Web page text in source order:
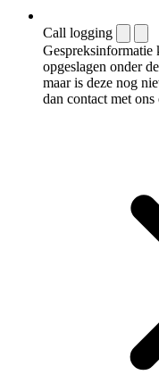
Call logging
opgeslagen onder
maar is deze nog
dan contact met ons